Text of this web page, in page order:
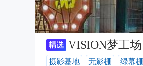
VISION梦工场
摄影基地 无影棚 绿幕棚